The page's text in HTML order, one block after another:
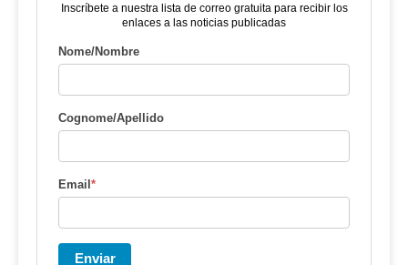
Inscríbete a nuestra lista de correo gratuita para recibir los
enlaces a las noticias publicadas
Nome/Nombre
Cognome/Apellido
Email*
Enviar